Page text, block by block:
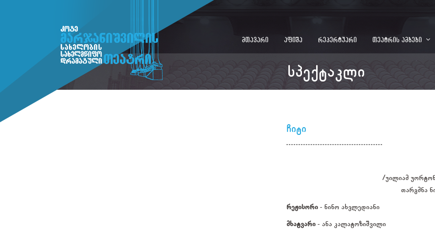
მთავარი აფიშა რეპერტუარი თეატრის ამბები
სპექტაკლი
ჩიტი
/უილიამ
თარგმნა
რეჟისორი- ნინო ახვლედიანი
მხატვარი- ანა კალატოზიშვილი